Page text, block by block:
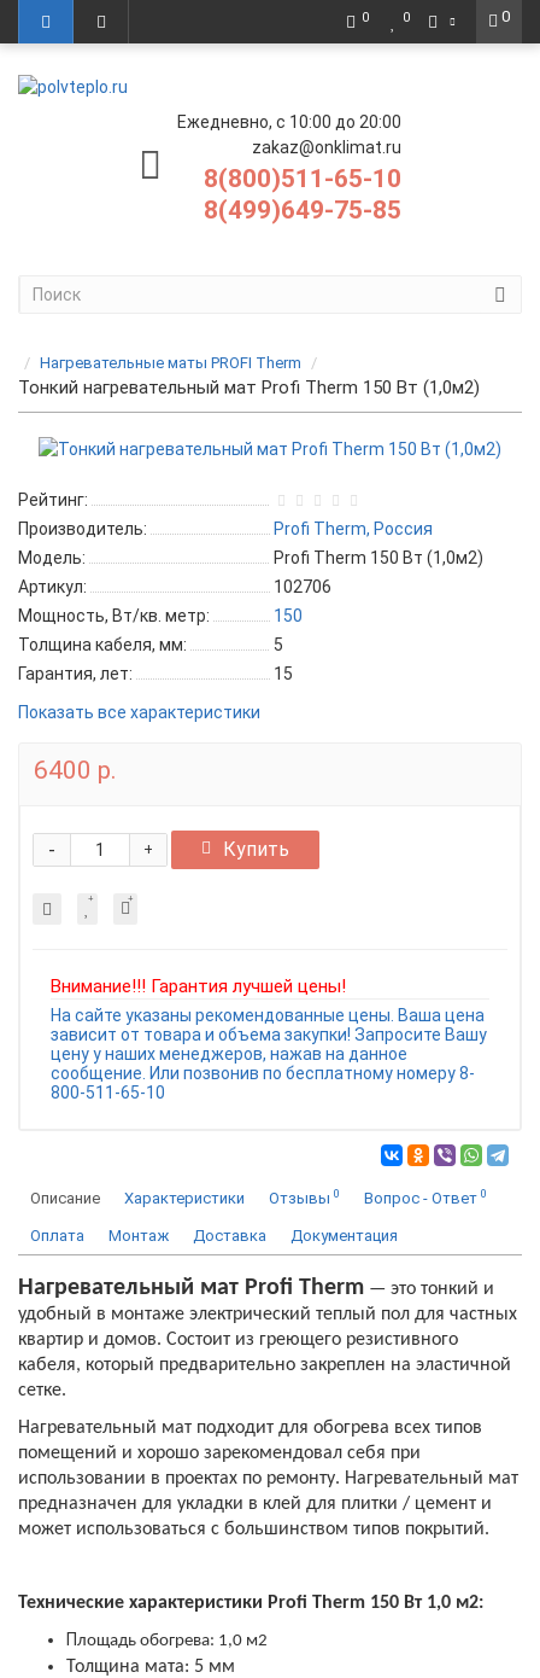
0
0 0
Ежедневно, с 10:00 до 20:00
zakaz@onklimat.ru
8(800)511-65-10
8(499)649-75-85
Нагревательные маты PROFI Therm
Тонкий нагревательный мат Profi Therm 150 Вт (1,0м2)
Рейтинг:
Производитель:
Profi Therm, Россия
Модель:
Profi Therm 150 Вт (1,0м2)
Артикул:
102706
Мощность, Вт/кв. метр:
150
Толщина кабеля, мм:
5
Гарантия, лет:
15
Показать все характеристики
6400 р.
+
- Купить
Внимание!!! Гарантия лучшей цены!
На сайте указаны рекомендованные цены. Ваша цена
зависит от товара и объема закупки! Запросите Вашу
цену у наших менеджеров, нажав на данное
сообщение. Или позвонив по бесплатному номеру 8-
800-511-65-10
Описание Характеристики Отзывы 0 Вопрос - Ответ 0
Оплата Монтаж Доставка Документация
Нагревательный мат Profi Therm — это тонкий и
удобный в монтаже электрический теплый пол для частных
квартир и домов. Состоит из греющего резистивного
кабеля, который предварительно закреплен на эластичной
сетке.
Нагревательный мат подходит для обогрева всех типов
помещений и хорошо зарекомендовал себя при
использовании в проектах по ремонту. Нагревательный мат
предназначен для укладки в клей для плитки / цемент и
может использоваться с большинством типов покрытий.
Технические характеристики Profi Therm 150 Вт 1,0 м2:
Площадь обогрева: 1,0 м2
Толщина мата: 5 мм